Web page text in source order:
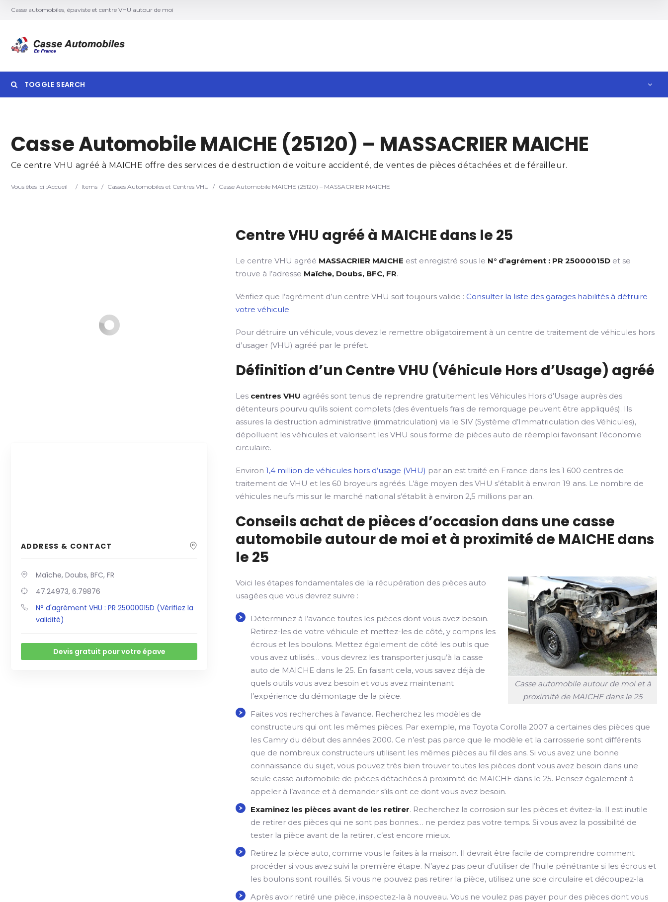
Casse automobiles, épaviste et centre VHU autour de moi
TOGGLE SEARCH
Search
Casse Automobile MAICHE (25120) – MASSACRIER MAICHE
Ce centre VHU agréé à MAICHE offre des services de destruction de voiture accidenté, de ventes de pièces détachées et de férailleur.
Vous êtes ici :Accueil / Items / Casses Automobiles et Centres VHU / Casse Automobile MAICHE (25120) – MASSACRIER MAICHE
ADDRESS & CONTACT
Maîche, Doubs, BFC, FR
47.24973, 6.79876
N° d'agrément VHU : PR 25000015D (Vérifiez la
validité)
Devis gratuit pour votre épave
Centre VHU agréé à MAICHE dans le 25
Le centre VHU agréé MASSACRIER MAICHE est enregistré sous le N° d’agrément : PR 25000015D et se
trouve à l’adresse Maîche, Doubs, BFC, FR.
Vérifiez que l’agrément d’un centre VHU soit toujours valide : Consulter la liste des garages habilités à détruire
votre véhicule
Pour détruire un véhicule, vous devez le remettre obligatoirement à un centre de traitement de véhicules hors
d’usager (VHU) agréé par le préfet.
Définition d’un Centre VHU (Véhicule Hors d’Usage) agréé
Les centres VHU agréés sont tenus de reprendre gratuitement les Véhicules Hors d’Usage auprès des
détenteurs pourvu qu’ils soient complets (des éventuels frais de remorquage peuvent être appliqués). Ils
assures la destruction administrative (immatriculation) via le SIV (Système d’Immatriculation des Véhicules),
dépolluent les véhicules et valorisent les VHU sous forme de pièces auto de réemploi favorisant l’économie
circulaire.
Environ1,4 million de véhicules hors d’usage (VHU) par an est traité en France dans les 1 600 centres de
traitement de VHU et les 60 broyeurs agréés. L’âge moyen des VHU s’établit à environ 19 ans. Le nombre de
véhicules neufs mis sur le marché national s’établit à environ 2,5 millions par an.
Conseils achat de pièces d’occasion dans une casse
automobile autour de moi et à proximité de MAICHE dans
le 25
Casse automobile autour de moi et à
proximité de MAICHE dans le 25
Voici les étapes fondamentales de la récupération des pièces auto
usagées que vous devrez suivre :
Déterminez à l’avance toutes les pièces dont vous avez besoin.
Retirez-les de votre véhicule et mettez-les de côté, y compris les
écrous et les boulons. Mettez également de côté les outils que
vous avez utilisés… vous devrez les transporter jusqu’à la casse
auto de MAICHE dans le 25. En faisant cela, vous savez déjà de
quels outils vous avez besoin et vous avez maintenant
l’expérience du démontage de la pièce.
Faites vos recherches à l’avance. Recherchez les modèles de
constructeurs qui ont les mêmes pièces. Par exemple, ma Toyota Corolla 2007 a certaines des pièces que
les Camry du début des années 2000. Ce n’est pas parce que le modèle et la carrosserie sont différents
que de nombreux constructeurs utilisent les mêmes pièces au fil des ans. Si vous avez une bonne
connaissance du sujet, vous pouvez très bien trouver toutes les pièces dont vous avez besoin dans une
seule casse automobile de pièces détachées à proximité de MAICHE dans le 25. Pensez également à
appeler à l’avance et à demander s’ils ont ce dont vous avez besoin.
Examinez les pièces avant de les retirer. Recherchez la corrosion sur les pièces et évitez-la. Il est inutile
de retirer des pièces qui ne sont pas bonnes… ne perdez pas votre temps. Si vous avez la possibilité de
tester la pièce avant de la retirer, c’est encore mieux.
Retirez la pièce auto, comme vous le faites à la maison. Il devrait être facile de comprendre comment
procéder si vous avez suivi la première étape. N’ayez pas peur d’utiliser de l’huile pénétrante si les écrous et
les boulons sont rouillés. Si vous ne pouvez pas retirer la pièce, utilisez une scie circulaire et découpez-la.
Après avoir retiré une pièce, inspectez-la à nouveau. Vous ne voulez pas payer pour des pièces dont vous